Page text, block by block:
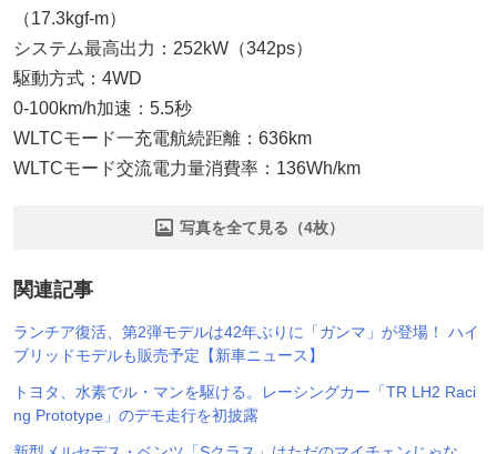
（17.3kgf-m）
システム最高出力：252kW（342ps）
駆動方式：4WD
0-100km/h加速：5.5秒
WLTCモード一充電航続距離：636km
WLTCモード交流電力量消費率：136Wh/km
写真を全て見る（4枚）
関連記事
ランチア復活、第2弾モデルは42年ぶりに「ガンマ」が登場！ ハイ
ブリッドモデルも販売予定【新車ニュース】
トヨタ、水素でル・マンを駆ける。レーシングカー「TR LH2 Raci
ng Prototype」のデモ走行を初披露